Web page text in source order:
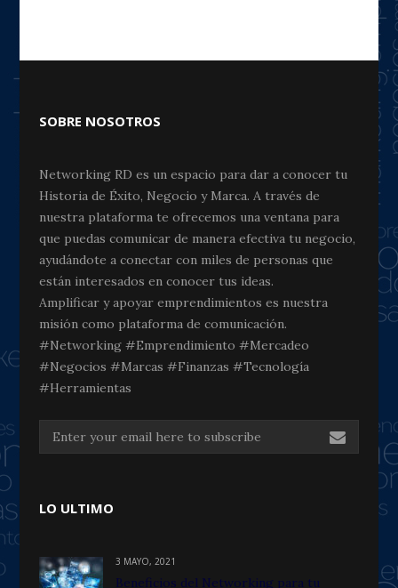
SOBRE NOSOTROS
Networking RD es un espacio para dar a conocer tu
Historia de Éxito, Negocio y Marca. A través de
nuestra plataforma te ofrecemos una ventana para
que puedas comunicar de manera efectiva tu negocio,
ayudándote a conectar con miles de personas que
están interesados en conocer tus ideas.
Amplificar y apoyar emprendimientos es nuestra
misión como plataforma de comunicación.
#Networking #Emprendimiento #Mercadeo
#Negocios #Marcas #Finanzas #Tecnología
#Herramientas
LO ULTIMO
3 MAYO, 2021
Beneficios del Networking para tu